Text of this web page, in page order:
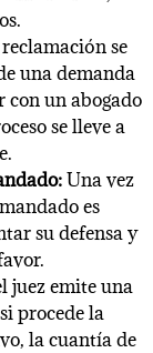
se
una demanda
con un abogado
se lleve a
Una vez
es
su defensa y
juez emite una
procede la
la cuantía de